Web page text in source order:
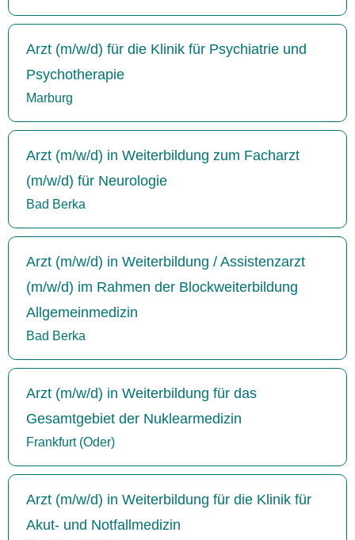
Arzt (m/w/d) für die Klinik für Psychiatrie und
Psychotherapie
Marburg
Arzt (m/w/d) in Weiterbildung zum Facharzt
(m/w/d) für Neurologie
Bad Berka
Arzt (m/w/d) in Weiterbildung / Assistenzarzt
(m/w/d) im Rahmen der Blockweiterbildung
Allgemeinmedizin
Bad Berka
Arzt (m/w/d) in Weiterbildung für das
Gesamtgebiet der Nuklearmedizin
Frankfurt (Oder)
Arzt (m/w/d) in Weiterbildung für die Klinik für
Akut- und Notfallmedizin